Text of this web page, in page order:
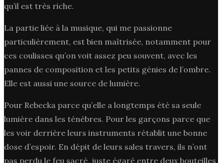
qu’il est très riche.
La partie liée à la musique, qui me passionne
particulièrement, est bien maîtrisée, notamment pour
ces coulisses qu’on voit assez peu souvent, avec les
pannes de composition et les petits génies de l’ombre.
Elle est aussi une source de lumière.
Pour Rebecka parce qu’elle a longtemps été sa seule
lumière dans les ténèbres. Pour les garçons parce que
les voir derrière leurs instruments rétablit une bonne
dose d’espoir. En dépit de leurs sales travers, ils n’ont
pas perdu le feu sacré, juste égaré entre deux bouteilles